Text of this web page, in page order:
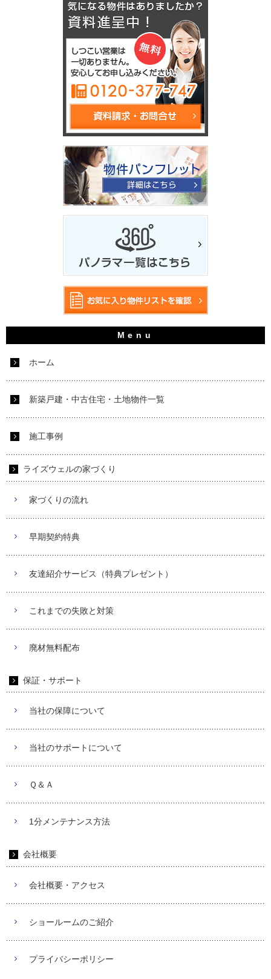
ホーム
新築戸建・中古住宅・土地物件一覧
施工事例
ライズウェルの家づくり
家づくりの流れ
早期契約特典
友達紹介サービス（特典プレゼント）
これまでの失敗と対策
廃材無料配布
保証・サポート
当社の保障について
当社のサポートについて
Ｑ＆Ａ
1分メンテナンス方法
会社概要
会社概要・アクセス
ショールームのご紹介
プライバシーポリシー